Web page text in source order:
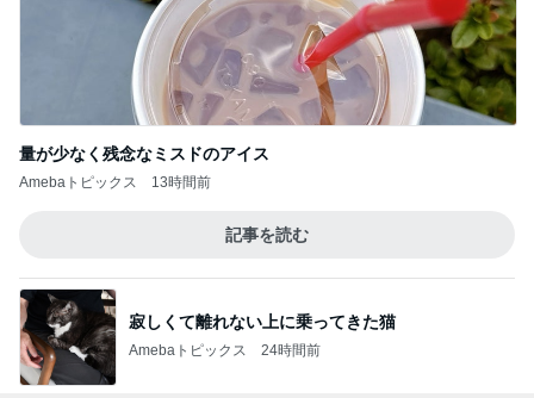
量が少なく残念なミスドのアイス
Amebaトピックス 13時間前
記事を読む
寂しくて離れない上に乗ってきた猫
Amebaトピックス 24時間前